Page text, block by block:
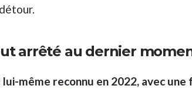
arrêté au dernier
même reconnu en 2022, avec